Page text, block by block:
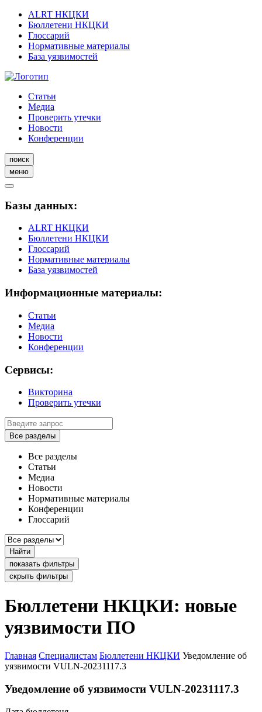
ALRT НКЦКИ
Бюллетени НКЦКИ
Глоссарий
Нормативные материалы
База уязвимостей
Статьи
Медиа
Проверить утечки
Новости
Конференции
поиск
меню
Базы данных:
ALRT НКЦКИ
Бюллетени НКЦКИ
Глоссарий
Нормативные материалы
База уязвимостей
Информационные материалы:
Статьи
Медиа
Новости
Конференции
Сервисы:
Викторина
Проверить утечки
Все разделы
Все разделы
Статьи
Медиа
Новости
Нормативные материалы
Конференции
Глоссарий
Найти
показать фильтры
скрыть фильтры
Бюллетени НКЦКИ: новые
уязвимости ПО
Главная Специалистам Бюллетени НКЦКИ Уведомление об
уязвимости VULN-20231117.3
Уведомление об уязвимости VULN-20231117.3